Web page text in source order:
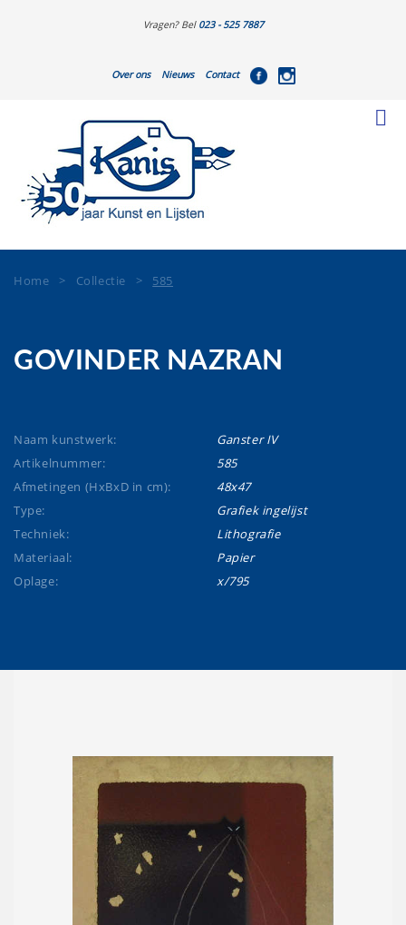
Vragen? Bel 023 - 525 7887
Over ons Nieuws Contact
Home > Collectie > 585
GOVINDER NAZRAN
Naam kunstwerk:
Ganster IV
Artikelnummer:
585
Afmetingen (HxBxD in cm):
48x47
Type:
Grafiek ingelijst
Techniek:
Lithografie
Materiaal:
Papier
Oplage:
x/795